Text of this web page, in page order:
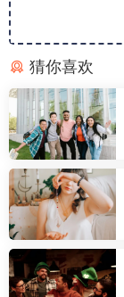
猜你喜欢